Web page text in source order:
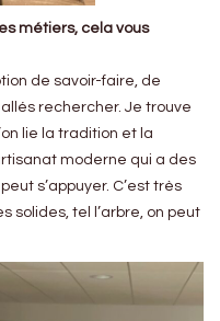
métiers, cela vous
de savoir-faire, de
rechercher. Je trouve
lie la tradition et la
moderne qui a des
s’appuyer. C’est très
solides, tel l’arbre, on peut